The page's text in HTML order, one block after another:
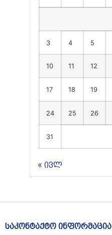
3 4 5
10 11 12
17 18 19
24 25 26
31
« ივლ
საკონტაქტო ინფორმაცია